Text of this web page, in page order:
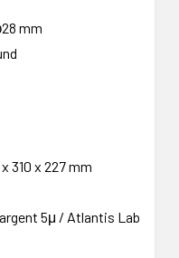
mm
310 x 227 mm
5μ / Atlantis Lab